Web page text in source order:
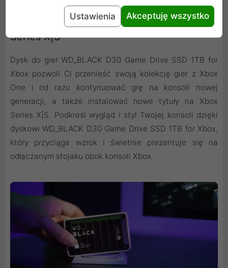
Dysk nowej generacji do konsoli Xbox
Series X|S
Dysk do gier WD_BLACK D30 Game Drive SSD 1TB for
Xbox pozwoli Ci przenieść swoją kolekcję gier z Xbox
One i od razu kontynuować grę na konsoli nowej
generacji, a także instalować nowe tytuły na Xbox
Series X|S. Podkreśl wygląd i styl Twojej konsoli dzięki
dyskowi WD_BLACK D30 Game Drive SSD 1TB for Xbox,
który przyciąga wzrok i świetnie prezentuje się na
odłączanym stojaku obok konsoli Xbox.
Ustawienia Akceptuję wszystko